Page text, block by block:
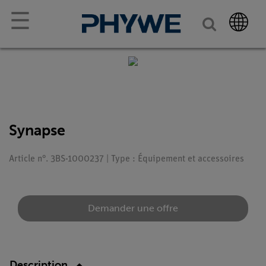
☰
Synapse
Article n°. 3BS-1000237 | Type : Équipement et accessoires
Demander une offre